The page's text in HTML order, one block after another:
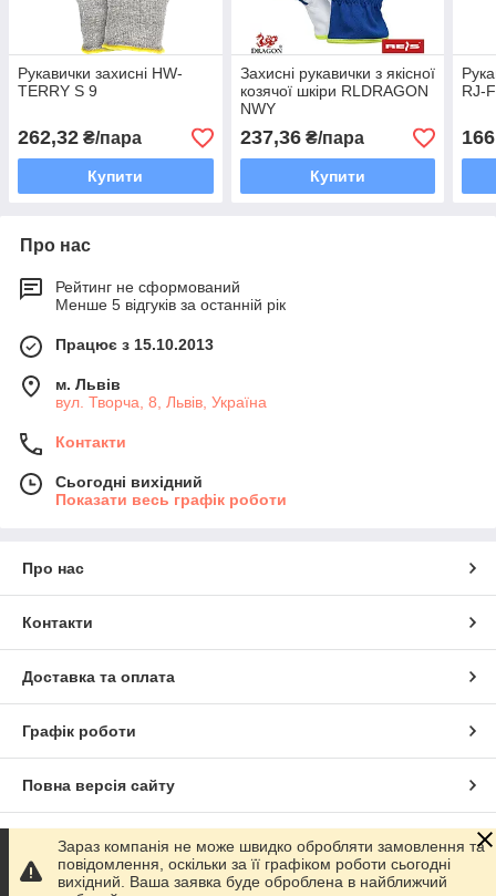
Рукавички захисні HW-
TERRY S 9
262,32 ₴/пара
Купити
Захисні рукавички з якісної
козячої шкіри RLDRAGON
NWY
237,36₴/пара
Купити
RJ-
Про нас
Рейтинг не сформований
Менше 5 відгуків за останній рік
Працює з 15.10.2013
м. Львів
вул. Творча, 8, Львів, Україна
Контакти
Сьогодні вихідний
Показати весь графік роботи
Про нас
Контакти
Доставка та оплата
Графік роботи
Повна версія сайту
Сайт створено на маркетплейсіProm.ua
Зараз компанія не може швидко обробляти замовлення та
повідомлення, оскільки за її графіком роботи сьогодні
вихідний. Ваша заявка буде оброблена в найближчий